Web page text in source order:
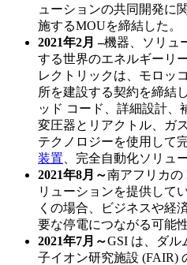
ューションの共同開発に
施するMOUを締結した。
2021年2月 –機器、ソリュ
する世界のエネルギーリ
レクトリックは、モロッ
所を建設する契約を締結
ッド コード、詳細設計、
変圧器とリアクトル、ガ
テクノロジーを使用して
装置 、完全自動化ソリュ
2021年8月～南アフリカの
リューションを提供して
くの場合、ビジネスや経
要な停電につながる可能
2021年7月～GSI は、ダル
子イオン研究施設 (FAIR)